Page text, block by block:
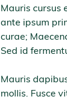
Mauris cursus
ante ipsum
curae;
Sed id
Mauris
mollis. Fusce